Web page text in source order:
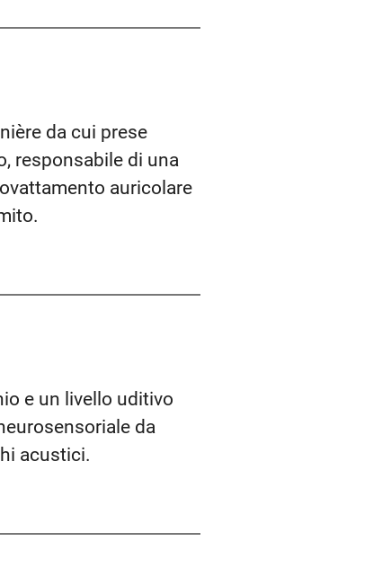
da cui prese
responsabile di una
auricolare
e un livello uditivo
da
acustici.